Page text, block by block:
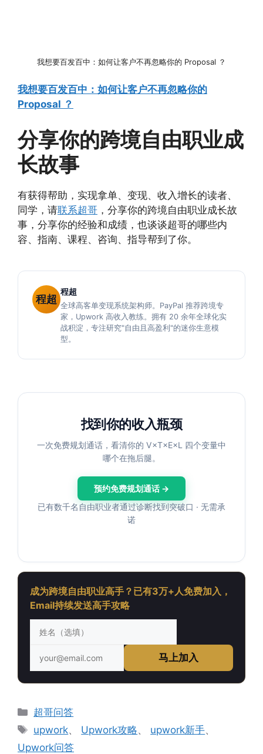
我想要百发百中：如何让客户不再忽略你的 Proposal ？
我想要百发百中：如何让客户不再忽略你的
Proposal ？
分享你的跨境自由职业成
长故事
有获得帮助，实现拿单、变现、收入增长的读者、
同学，请联系超哥 ，分享你的跨境自由职业成长故
事，分享你的经验和成绩，也谈谈超哥的哪些内
容、指南、课程、咨询、指导帮到了你。
程超
程超
全球高客单变现系统架构师。PayPal 推荐跨境专
家，Upwork 高收入教练。拥有 20 余年全球化实
战积淀，专注研究"自由且高盈利"的迷你生意模
型。
找到你的收入瓶颈
一次免费规划通话，看清你的 V×T×E×L 四个变量中
哪个在拖后腿。
预约免费规划通话 →
已有数千名自由职业者通过诊断找到突破口 · 无需承
诺
成为跨境自由职业高手？已有3万+人免费加入，
Email持续发送高手攻略
马上加入
分
超哥问答
标
upwork、 Upwork攻略、 upwork新手、
Upwork问答